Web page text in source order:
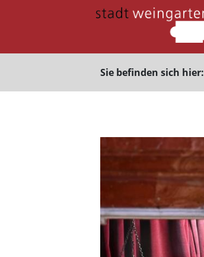
Sie befinden sich hier: